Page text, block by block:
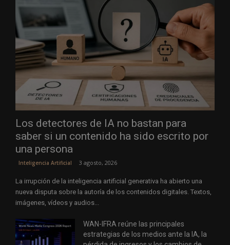
Los detectores de IA no bastan para
saber si un contenido ha sido escrito por
una persona
Inteligencia Artificial 3 agosto, 2026
La irrupción de la inteligencia artificial generativa ha abierto una
nueva disputa sobre la autoría de los contenidos digitales. Textos,
imágenes, vídeos y audios...
WAN-IFRA reúne las principales
estrategias de los medios ante la IA, la